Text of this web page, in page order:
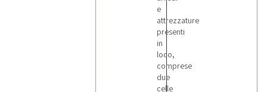
e
attrezzature
presenti
in
loco,
comprese
due
celle